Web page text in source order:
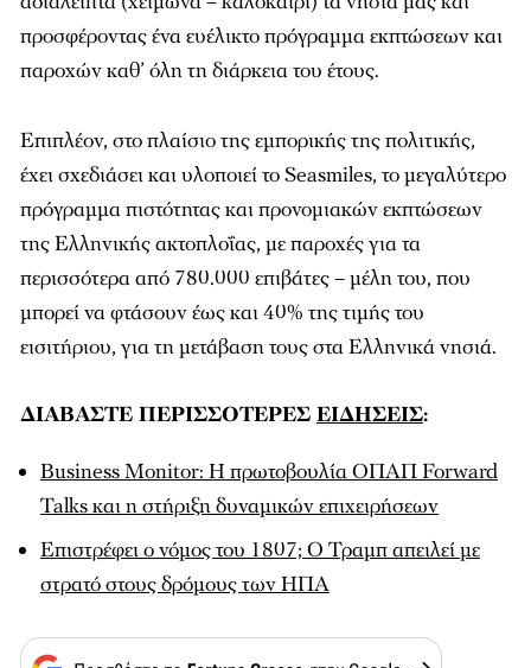
προσφέροντας ένα ευέλικτο πρόγραμμα εκπτώσεων και
παροχών καθ’ όλη τη διάρκεια του έτους.
Επιπλέον, στο πλαίσιο της εμπορικής της πολιτικής,
έχει σχεδιάσει και υλοποιεί το Seasmiles, το μεγαλύτερο
πρόγραμμα πιστότητας και προνομιακών εκπτώσεων
της Ελληνικής ακτοπλοΐας, με παροχές για τα
περισσότερα από 780.000 επιβάτες – μέλη του, που
μπορεί να φτάσουν έως και 40% της τιμής του
εισιτήριου, για τη μετάβαση τους στα Ελληνικά νησιά.
ΔΙΑΒΑΣΤΕ ΠΕΡΙΣΣΟΤΕΡΕΣ ΕΙΔΗΣΕΙΣ:
Business Monitor: H πρωτοβουλία ΟΠΑΠ Forward
Talks και η στήριξη δυναμικών επιχειρήσεων
Επιστρέφει ο νόμος του 1807; Ο Τραμπ απειλεί με
στρατό στους δρόμους των ΗΠΑ